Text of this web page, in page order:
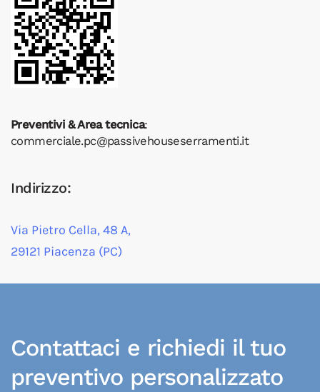
Preventivi & Area tecnica:
commerciale.pc@passivehouseserramenti.it
Indirizzo:
Via Pietro Cella, 48 A,
29121 Piacenza (PC)
Contattaci e richiedi il tuo
preventivo personalizzato